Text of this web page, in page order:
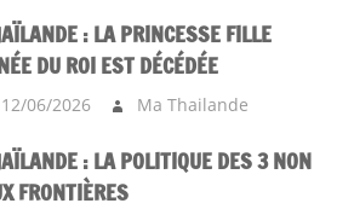
: LA PRINCESSE FILLE
DU ROI EST DÉCÉDÉE
12/06/2026 Ma Thailande
: LA POLITIQUE DES 3 NON
FRONTIÈRES